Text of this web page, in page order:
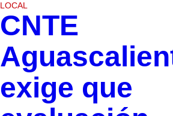
LOCAL
CNTE
exige que